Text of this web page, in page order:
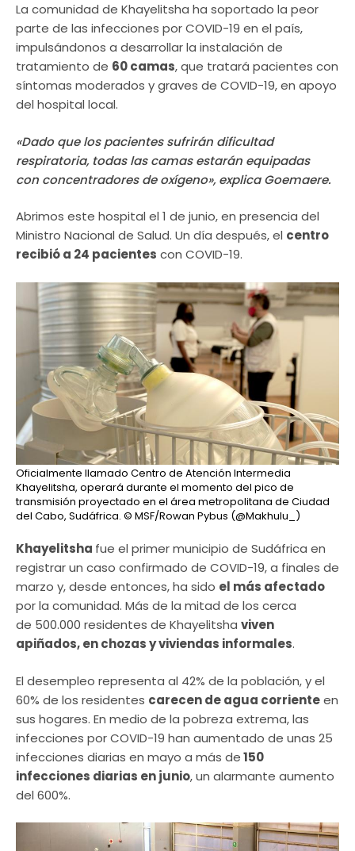
La comunidad de Khayelitsha ha soportado la peor
parte de las infecciones por COVID-19 en el país,
impulsándonos a desarrollar la instalación de
tratamiento de 60 camas, que tratará pacientes con
síntomas moderados y graves de COVID-19, en apoyo
del hospital local.
«Dado que los pacientes sufrirán dificultad
respiratoria, todas las camas estarán equipadas
con concentradores de oxígeno», explica Goemaere.
Abrimos este hospital el 1 de junio, en presencia del
Ministro Nacional de Salud. Un día después, el centro
recibió a 24 pacientes con COVID-19.
Oficialmente llamado Centro de Atención Intermedia
Khayelitsha, operará durante el momento del pico de
transmisión proyectado en el área metropolitana de Ciudad
del Cabo, Sudáfrica. © MSF/Rowan Pybus (@Makhulu_)
Khayelitsha fue el primer municipio de Sudáfrica en
registrar un caso confirmado de COVID-19, a finales de
marzo y, desde entonces, ha sido el más afectado
por la comunidad. Más de la mitad de los cerca
de 500.000 residentes de Khayelitsha viven
apiñados, en chozas y viviendas informales.
El desempleo representa al 42% de la población, y el
60% de los residentes carecen de agua corrienteen
sus hogares. En medio de la pobreza extrema, las
infecciones por COVID-19 han aumentado de unas 25
infecciones diarias en mayo a más de150
infecciones diarias en junio, un alarmante aumento
del 600%.